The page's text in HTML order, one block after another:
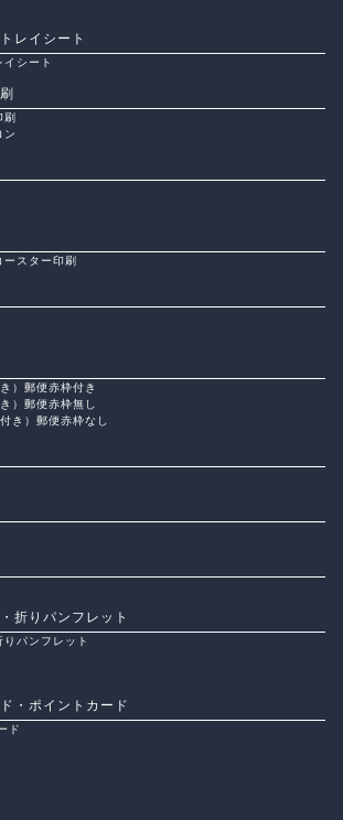
レイシート
シート
ン
スター印刷
）郵便赤枠付き
）郵便赤枠無し
き）郵便赤枠なし
折りパンフレット
パンフレット
・ポイントカード
ド